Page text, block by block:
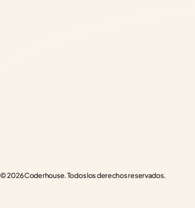
© 2026 Coderhouse. Todos los derechos reservados.